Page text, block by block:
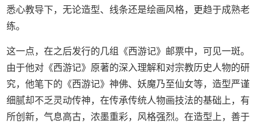
悉心教导下，无论造型、线条还是绘画风格，更趋于成熟老
练。
这一点，在之后发行的几组《西游记》邮票中，可见一斑。
由于他对《西游记》原著的深入理解和对宗教历史人物的研
究，他笔下的《西游记》神佛、妖魔乃至仙女等，造型严谨
细腻却不乏灵动传神，在传承传统人物画技法的基础上，有
所创新，气息高古，浓墨重彩，风格强烈。在造型上，善于